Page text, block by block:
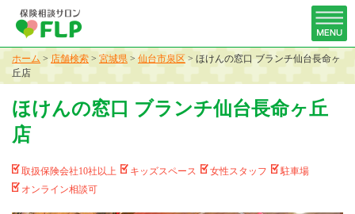
ホーム > 店舗検索 > 宮城県 > 仙台市泉区 > ほけんの窓口 ブランチ仙台長命ヶ
丘店
ほけんの窓口 ブランチ仙台長命ヶ丘
店
取扱保険会社10社以上 キッズスペース 女性スタッフ
駐車場
オンライン相談可